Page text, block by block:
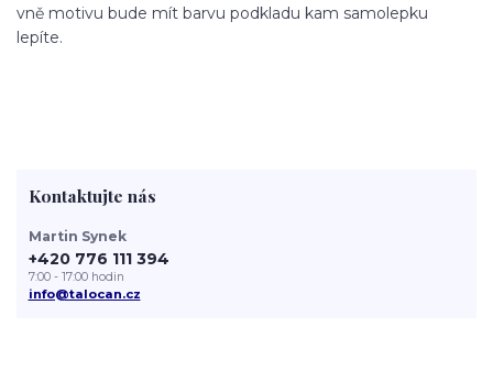
vně motivu bude mít barvu podkladu kam samolepku
lepíte.
Kontaktujte nás
Martin Synek
+420 776 111 394
7:00 - 17:00 hodin
info@talocan.cz